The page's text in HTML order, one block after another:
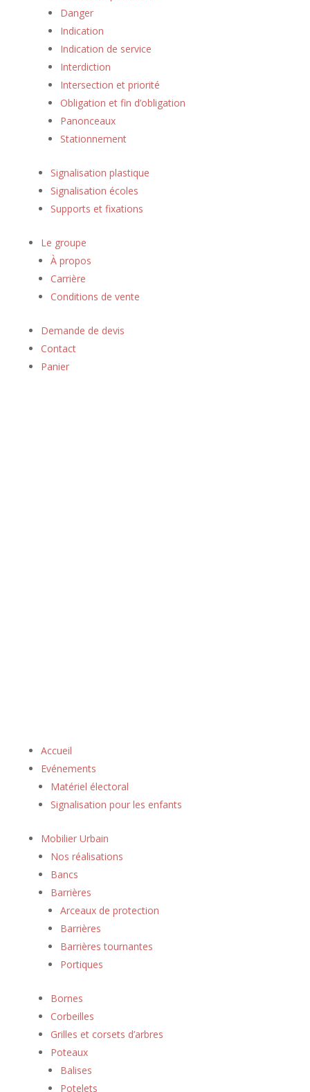
Danger
Indication
Indication de service
Interdiction
Intersection et priorité
Obligation et fin d’obligation
Panonceaux
Stationnement
Signalisation plastique
Signalisation écoles
Supports et fixations
Le groupe
À propos
Carrière
Conditions de vente
Demande de devis
Contact
Panier
Accueil
Evénements
Matériel électoral
Signalisation pour les enfants
Mobilier Urbain
Nos réalisations
Bancs
Barrières
Arceaux de protection
Barrières
Barrières tournantes
Portiques
Bornes
Corbeilles
Grilles et corsets d’arbres
Poteaux
Balises
Potelets